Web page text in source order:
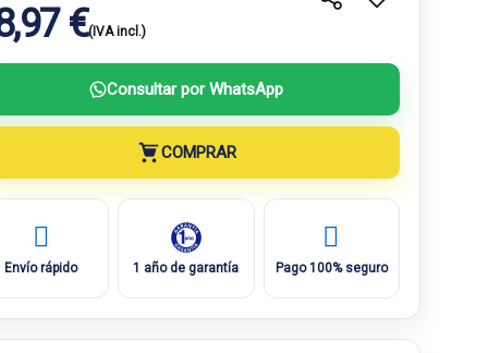
€(IVA incl.)
Consultar por WhatsApp
COMPRAR
Envío rápido 1 año de garantía Pago 100% seguro